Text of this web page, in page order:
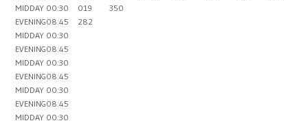
MIDDAY 00:30 019
350
EVENING08:45
282
MIDDAY 00:30
EVENING08:45
MIDDAY 00:30
EVENING08:45
MIDDAY 00:30
EVENING08:45
MIDDAY 00:30